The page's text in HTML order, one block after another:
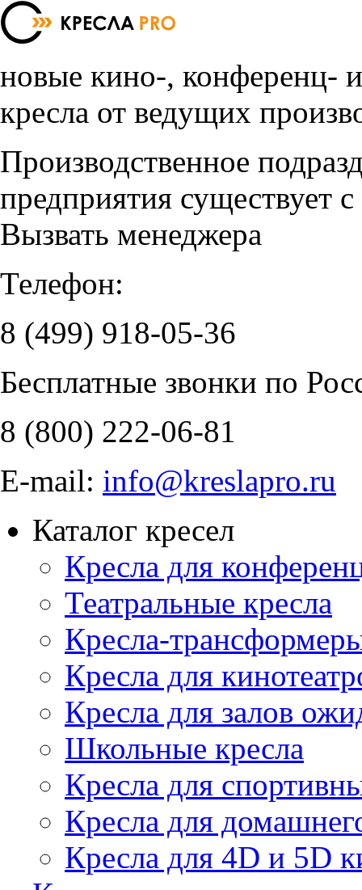
новые кино-, конференц-
кресла от ведущих
Производственное
предприятия существует
Вызвать менеджера
Телефон:
8 (499) 918-05-36
Бесплатные звонки по
8 (800) 222-06-81
E-mail: info@kreslapro.ru
Каталог кресел
Кресла для
Театральные кресла
Кресла-
Кресла для
Кресла для залов
Школьные кресла
Кресла для
Кресла для
Кресла для 4D и 5D